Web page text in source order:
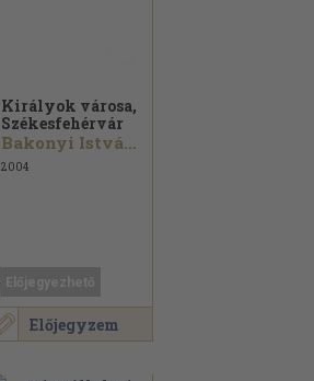
Előjegyzem
Királyok városa,
Székesfehérvár
Bakonyi István...
2004